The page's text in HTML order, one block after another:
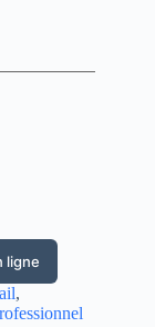
ligne
,